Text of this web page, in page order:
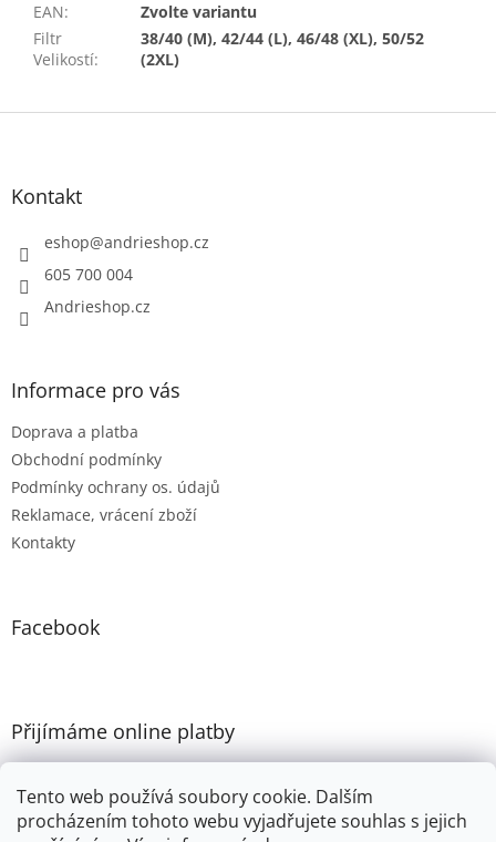
Tento web používá soubory cookie. Dalším
procházením tohoto webu vyjadřujete souhlas s jejich
EAN:
Zvolte variantu
Filtr
Velikostí:
38/40 (M), 42/44 (L), 46/48 (XL), 50/52
(2XL)
Z
Kontakt
eshop@andrieshop.cz
605 700 004
Andrieshop.cz
Informace pro vás
Doprava a platba
Obchodní podmínky
Podmínky ochrany os. údajů
Reklamace, vrácení zboží
Kontakty
Facebook
Přijímáme online platby